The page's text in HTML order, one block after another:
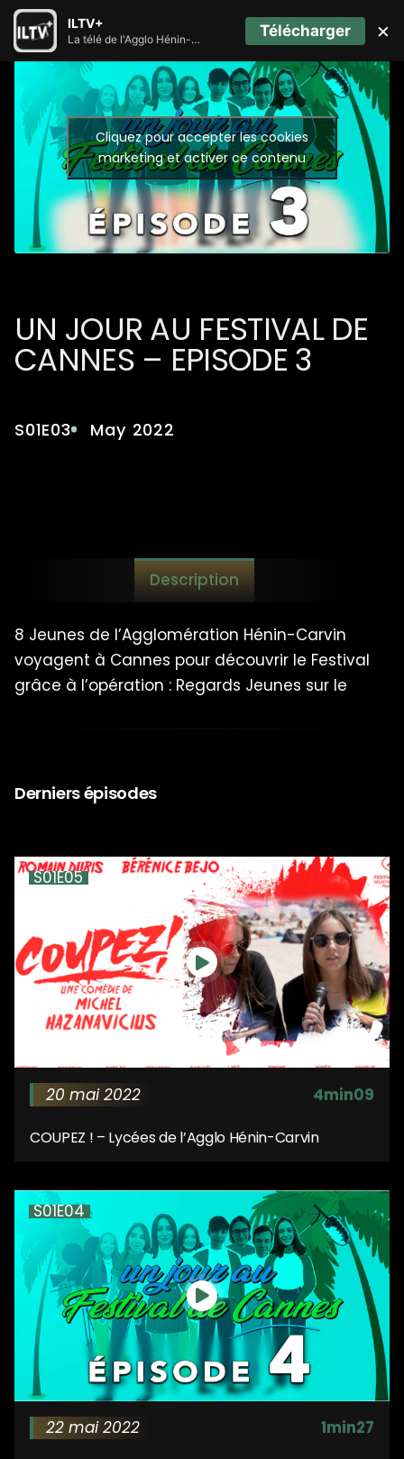
Cliquez pour accepter les cookies
marketing et activer ce contenu
UN JOUR AU FESTIVAL DE
CANNES – EPISODE 3
S01E03 May 2022
Description
8 Jeunes de l’Agglomération Hénin-Carvin
voyagent à Cannes pour découvrir le Festival
grâce à l’opération : Regards Jeunes sur le
qu’une marche.
Derniers épisodes
S01E05
20 mai 2022 4min09
COUPEZ ! – Lycées de l’Agglo Hénin-Carvin
S01E04
22 mai 2022 1min27
ILTV+
La télé de l'Agglo Hénin-Carvin Télécharger ×